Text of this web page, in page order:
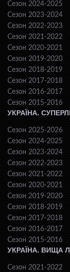
Сезон 2024-2025
Сезон 2023-2024
Сезон 2022-2023
Сезон 2021-2022
Сезон 2020-2021
Сезон 2019-2020
Сезон 2018-2019
Сезон 2017-2018
Сезон 2016-2017
Сезон 2015-2016
УКРАЇНА.
Сезон 2025-2026
Сезон 2024-2025
Сезон 2023-2024
Сезон 2022-2023
Сезон 2021-2022
Сезон 2020-2021
Сезон 2019-2020
Сезон 2018-2019
Сезон 2017-2018
Сезон 2016-2017
Сезон 2015-2016
УКРАЇНА. ВИЩА
Сезон 2021-2022